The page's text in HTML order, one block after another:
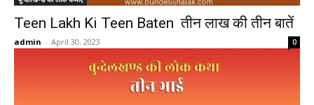
Teen Lakh Ki Teen Baten तीन लाख की तीन बातें
admin - April 30, 2023 0